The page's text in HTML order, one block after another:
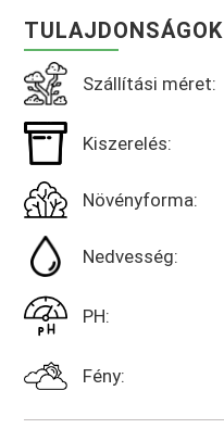
TULAJDONSÁGOK
Szállítási méret:
Kiszerelés:
Növényforma:
Nedvesség:
PH:
Fény: